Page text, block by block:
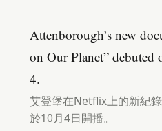
Attenborough’s new
on Our Planet”
4.
艾登堡在Netflix上的新紀
於10月4日開播。